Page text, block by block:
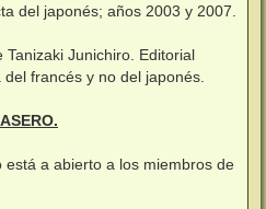
del japonés; años 2003 y 2007.
Tanizaki Junichiro. Editorial
francés y no del japonés.
está a abierto a los miembros de